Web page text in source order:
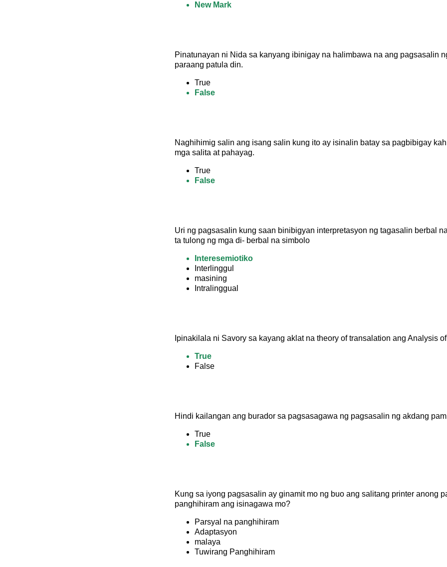
New Mark
Pinatunayan ni Nida sa kanyang ibinigay na halimbawa na ang pagsasalin
paraang patula din.
True
False
Naghihimig salin ang isang salin kung ito ay isinalin batay sa pagbibigay
mga salita at pahayag.
True
False
Uri ng pagsasalin kung saan binibigyan interpretasyon ng tagasalin berbal
ta tulong ng mga di- berbal na simbolo
Interesemiotiko
Interlinggul
masining
Intralinggual
Ipinakilala ni Savory sa kayang aklat na theory of transalation ang Analysis
True
False
Hindi kailangan ang burador sa pagsasagawa ng pagsasalin ng akdang
True
False
Kung sa iyong pagsasalin ay ginamit mo ng buo ang salitang printer anong
panghihiram ang isinagawa mo?
Parsyal na panghihiram
Adaptasyon
malaya
Tuwirang Panghihiram